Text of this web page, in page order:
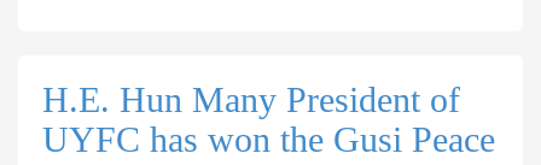
H.E. Hun Many President of
UYFC has won the Gusi Peace